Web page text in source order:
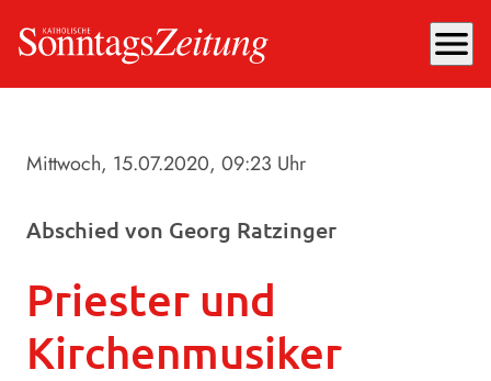
menu
Mittwoch, 15.07.2020, 09:23 Uhr
Abschied von Georg Ratzinger
Priester und
Kirchenmusiker